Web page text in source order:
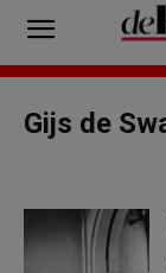
Gijs de